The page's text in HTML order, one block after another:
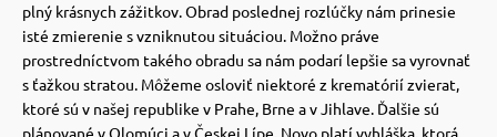
podložky
poukazy
plný krásnych zážitkov. Obrad poslednej rozlúčky nám prinesie
isté zmierenie s vzniknutou situáciou. Možno práve
prostredníctvom takého obradu sa nám podarí lepšie sa vyrovnať
s ťažkou stratou. Môžeme osloviť niektoré z krematórií zvierat,
ktoré sú v našej republike v Prahe, Brne a v Jihlave. Ďalšie sú
plánované v Olomúci a v Českej Lípe. Novo platí vyhláška, ktorá